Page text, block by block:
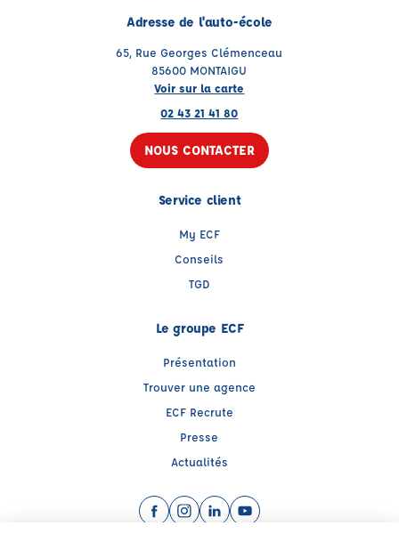
Adresse de l'auto-école
65, Rue Georges Clémenceau
85600 MONTAIGU
Voir sur la carte
02 43 21 41 80
NOUS CONTACTER
Service client
My ECF
Conseils
TGD
Le groupe ECF
Présentation
Trouver une agence
ECF Recrute
Presse
Actualités
Facebook (nouvelle fenêtre)
Instagram (nouvelle fenêtre)
LinkedIn (nouvelle fenêtre)
YouTube (nouvelle